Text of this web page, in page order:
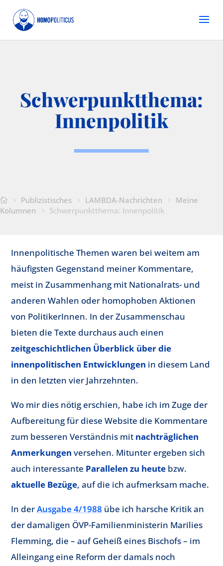
Schwerpunktthema:
Innenpolitik
Publizistisches LAMBDA-Nachrichten
Meine
Kolumnen
Schwerpunktthema: Innenpolitik
Innenpolitische Themen waren bei weitem am
häufigsten Gegenstand meiner Kommentare,
meist in Zusammenhang mit Nationalrats- und
anderen Wahlen oder homophoben Aktionen
von PolitikerInnen. In der Zusammenschau
bieten die Texte durchaus auch einen
zeitgeschichtlichen Überblick über die
innenpolitischen Entwicklungen in diesem Land
in den letzten vier Jahrzehnten.
Wo mir dies nötig erschien, habe ich im Zuge der
Aufbereitung für diese Website die Kommentare
zum besseren Verständnis mit nachträglichen
Anmerkungen versehen. Mitunter ergeben sich
auch interessante Parallelen zu heute bzw.
aktuelle Bezüge, auf die ich aufmerksam mache.
In derAusgabe 4/1988 übe ich harsche Kritik an
der damaligen ÖVP-Familienministerin Marilies
Flemming, die – auf Geheiß eines Bischofs – im
Alleingang eine Reform der damals noch